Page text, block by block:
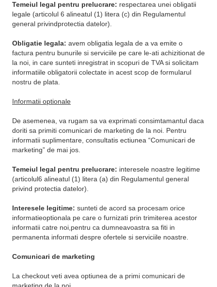
Temeiul legal pentru prelucrare: respectarea unei obligatii
legale (articolul 6 alineatul (1) litera (c) din Regulamentul
general privindprotectia datelor).
Obligatie legala: avem obligatia legala de a va emite o
factura pentru bunurile si serviciile pe care le-ati achizitionat de
la noi, in care sunteti inregistrat in scopuri de TVA si solicitam
informatiile obligatorii colectate in acest scop de formularul
nostru de plata.
Informatii optionale
De asemenea, va rugam sa va exprimati consimtamantul daca
doriti sa primiti comunicari de marketing de la noi. Pentru
informatii suplimentare, consultatis ectiunea “Comunicari de
marketing” de mai jos.
Temeiul legal pentru prelucrare: interesele noastre legitime
(articolul6 alineatul (1) litera (a) din Regulamentul general
privind protectia datelor).
Interesele legitime: sunteti de acord sa procesam orice
informatieoptionala pe care o furnizati prin trimiterea acestor
informatii catre noi,pentru ca dumneavoastra sa fiti in
permanenta informati despre ofertele si serviciile noastre.
Comunicari de marketing
La checkout veti avea optiunea de a primi comunicari de